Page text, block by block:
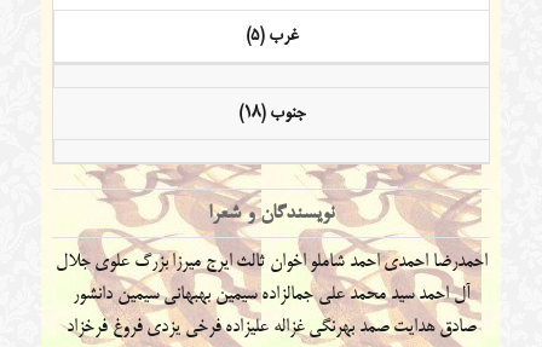
غرب (5)
جنوب (18)
نویسندگان و شعرا
احمدرضا احمدیاحمد شاملو اخوان ثالث ایرج میرزابزرگ علوی جلال
آل احمدسید محمد علی جمالزادهسیمین بهبهانیسیمین دانشور
صادق هدایتصمد بهرنگی غزاله علیزادهفرخی یزدی فروغ فرخزاد